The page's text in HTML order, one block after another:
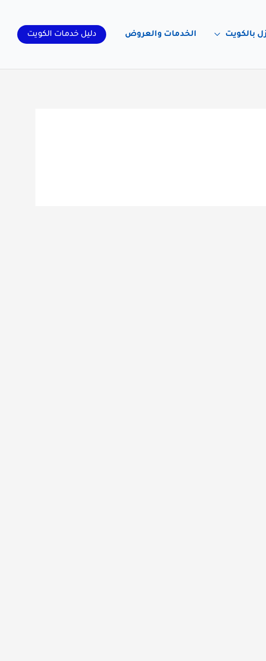
بالكويت الخدمات والعروض دليل خدمات الكويت